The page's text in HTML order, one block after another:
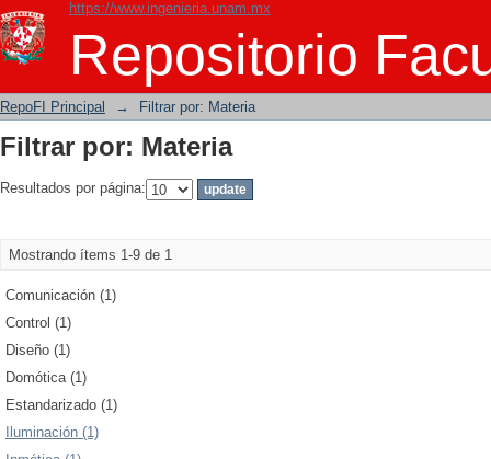
https://www.ingenieria.unam.mx
Repositorio
Filtrar por: Materia
RepoFI Principal → Filtrar por: Materia
Filtrar por: Materia
Resultados por página:
Mostrando ítems 1-9 de 1
Comunicación (1)
Control (1)
Diseño (1)
Domótica (1)
Estandarizado (1)
Iluminación (1)